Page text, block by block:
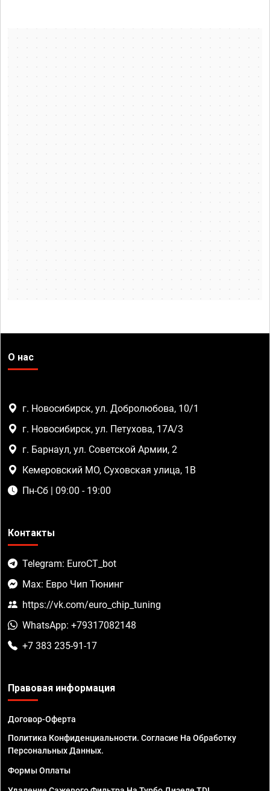
О нас
г. Новосибирск, ул. Добролюбова, 10/1
г. Новосибирск, ул. Петухова, 17А/3
г. Барнаул, ул. Советской Армии, 2
Кемеровский МО, Суховская улица, 1В
Пн-Сб | 09:00 - 19:00
Контакты
Telegram: EuroCT_bot
Max: Евро Чип Тюнинг
https://vk.com/euro_chip_tuning
WhatsApp: +79317082148
+7 383 235-91-17
Правовая информация
Договор-Оферта
Политика Конфиденциальности. Согласие На Обработку
Персональных Данных.
Формы Оплаты